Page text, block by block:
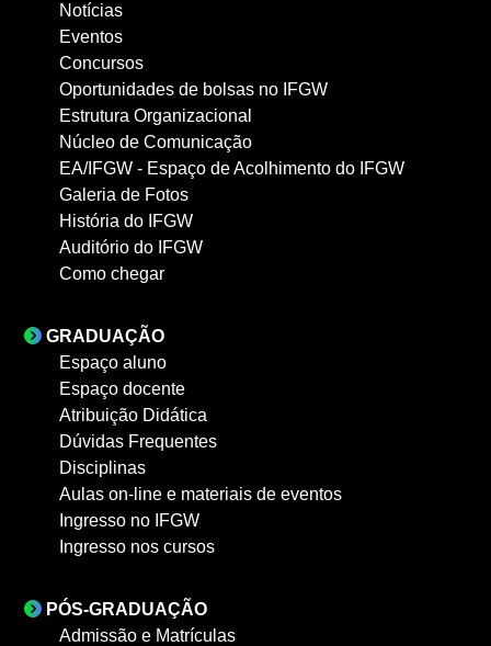
Notícias
Eventos
Concursos
Oportunidades de bolsas no IFGW
Estrutura Organizacional
Núcleo de Comunicação
EA/IFGW - Espaço de Acolhimento do IFGW
Galeria de Fotos
História do IFGW
Auditório do IFGW
Como chegar
GRADUAÇÃO
Espaço aluno
Espaço docente
Atribuição Didática
Dúvidas Frequentes
Disciplinas
Aulas on-line e materiais de eventos
Ingresso no IFGW
Ingresso nos cursos
PÓS-GRADUAÇÃO
Admissão e Matrículas